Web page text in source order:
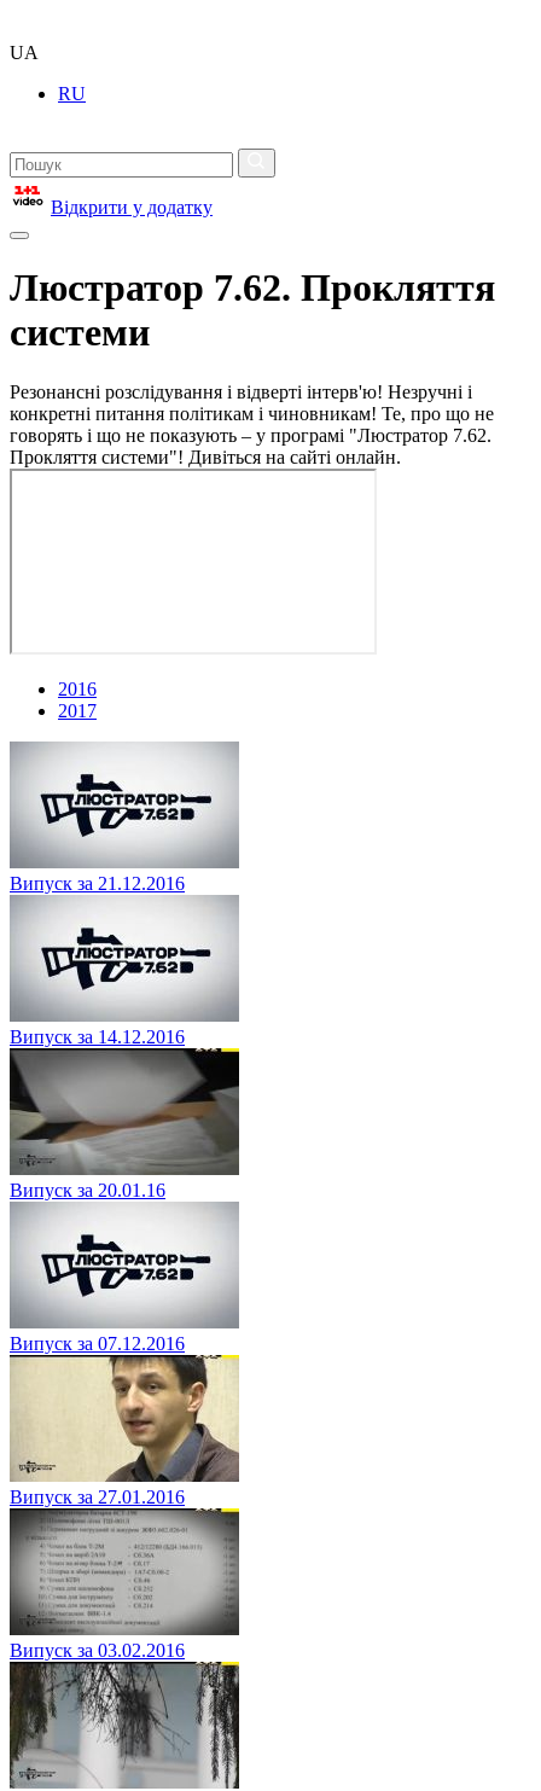
UA
RU
Відкрити у додатку
Люстратор 7.62. Прокляття
системи
Резонансні розслідування і відверті інтерв'ю! Незручні і
конкретні питання політикам і чиновникам! Те, про що не
говорять і що не показують – у програмі "Люстратор 7.62.
Прокляття системи"! Дивіться на сайті онлайн.
2016
2017
Випуск за 21.12.2016
Випуск за 14.12.2016
Випуск за 20.01.16
Випуск за 07.12.2016
Випуск за 27.01.2016
Випуск за 03.02.2016